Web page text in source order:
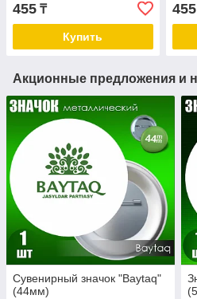
455 ₸
Купить
455
Акционные предложения и
Сувенирный значок "Baytaq"
(44мм)